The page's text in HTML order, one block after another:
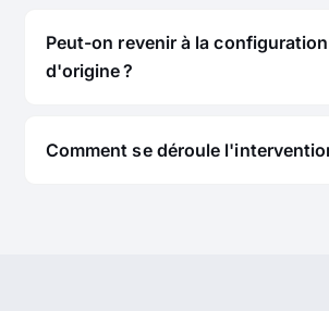
Peut-on revenir à la configuration
d'origine ?
Comment se déroule